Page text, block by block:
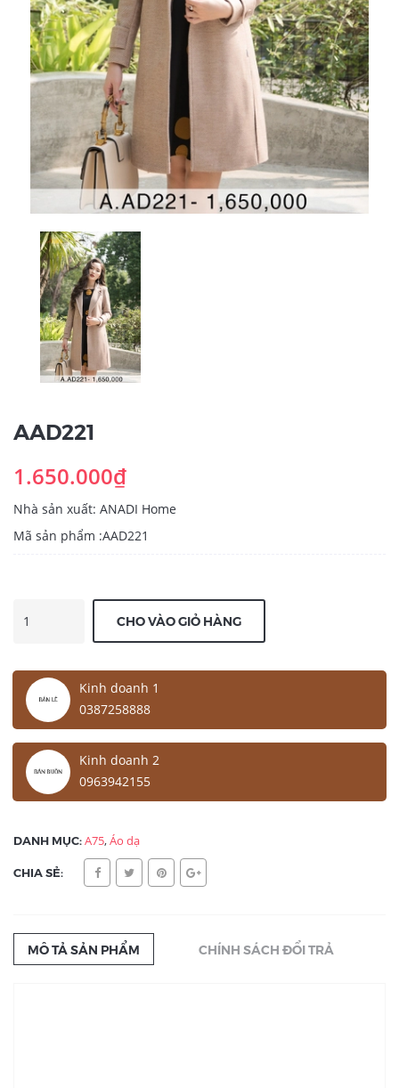
AAD221
1.650.000₫
Nhà sản xuất: ANADI Home
Mã sản phẩm :AAD221
CHO VÀO GIỎ HÀNG
Kinh doanh 1
0387258888
Kinh doanh 2
0963942155
DANH MỤC:A75,Áo dạ
CHIA SẺ:
MÔ TẢ SẢN PHẨM CHÍNH SÁCH ĐỔI TRẢ